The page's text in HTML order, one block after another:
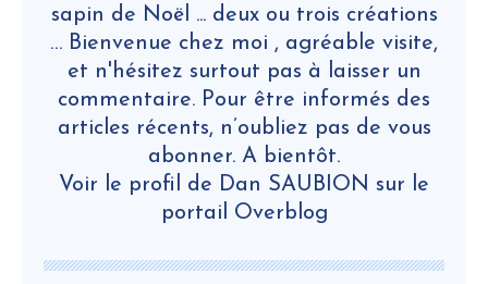
sapin de Noël ... deux ou trois créations
… Bienvenue chez moi , agréable visite,
et n'hésitez surtout pas à laisser un
commentaire. Pour être informés des
articles récents, n’oubliez pas de vous
abonner. A bientôt.
Voir le profil de Dan SAUBION sur le
portail Overblog